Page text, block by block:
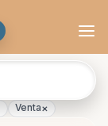
Venta×